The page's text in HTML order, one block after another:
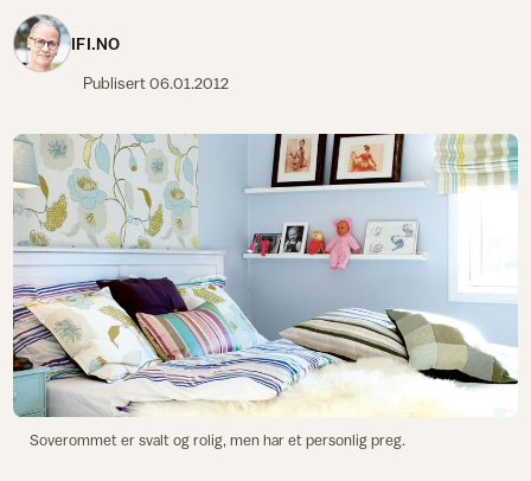
IFI.NO
Publisert06.01.2012
Soverommet er svalt og rolig, men har et personlig preg.